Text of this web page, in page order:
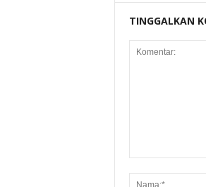
TINGGALKAN